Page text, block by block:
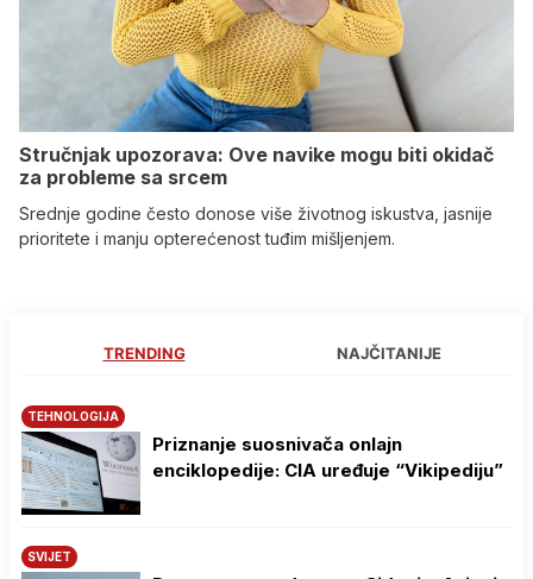
Stručnjak upozorava: Ove navike mogu biti okidač
za probleme sa srcem
Srednje godine često donose više životnog iskustva, jasnije
prioritete i manju opterećenost tuđim mišljenjem.
TRENDING NAJČITANIJE
TEHNOLOGIJA
Priznanje suosnivača onlajn
enciklopedije: CIA uređuje “Vikipediju”
SVIJET